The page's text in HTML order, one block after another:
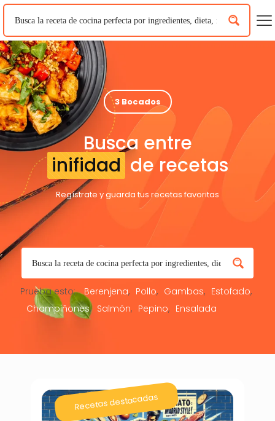
3 Bocados
Busca entre
inifidad de recetas
Regístrate y guarda tus recetas favoritas
Prueba esto: Berenjena Pollo Gambas
Estofado
Champiñones
Salmón Pepino Ensalada
Recetas destacadas